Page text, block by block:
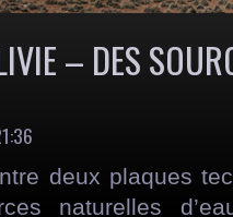
– DES
deux plaques
naturelles